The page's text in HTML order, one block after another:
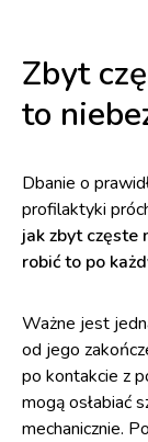
Zbyt
to
Dbanie o
profilaktyki
jak zbyt częste
robić to po
Ważne jest
od jego
po kontakcie z
mogą osłabiać
mechanicznie.